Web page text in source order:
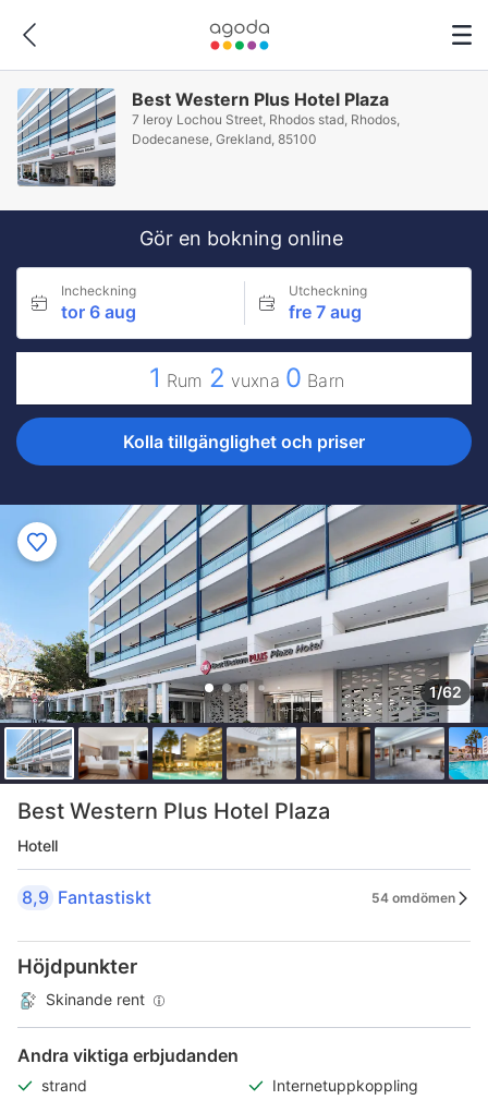
Best Western Plus Hotel Plaza
7 Ieroy Lochou Street, Rhodos stad, Rhodos,
Dodecanese, Grekland, 85100
Gör en bokning online
Incheckning
tor 6 aug
Utcheckning
fre 7 aug
1 Rum 2 vuxna 0 Barn
Kolla tillgänglighet och priser
1/62
Best Western Plus Hotel Plaza
Hotell
8,9 Fantastiskt 54 omdömen
Höjdpunkter
Skinande rent
Andra viktiga erbjudanden
strand
Internetuppkoppling